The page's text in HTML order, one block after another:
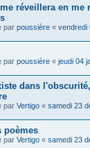
réveillera en me
par poussière « vendredi
par poussière « jeudi 04
dans
par Vertigo « samedi 23
poèmes
par Vertigo « samedi 23